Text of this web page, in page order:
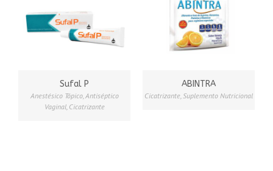
Sufal P
Anestésico Tópico, Antiséptico
Vaginal, Cicatrizante
ABINTRA
Cicatrizante Suplemento Nutricional